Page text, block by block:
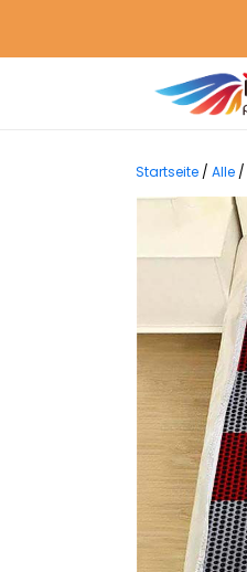
Startseite / Alle /